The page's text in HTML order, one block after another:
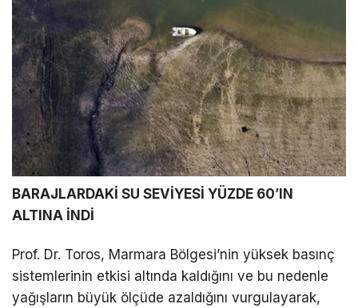
BARAJLARDAKİ SU SEVİYESİ YÜZDE 60’IN
ALTINA İNDİ
Prof. Dr. Toros, Marmara Bölgesi’nin yüksek basınç
sistemlerinin etkisi altında kaldığını ve bu nedenle
yağışların büyük ölçüde azaldığını vurgulayarak,